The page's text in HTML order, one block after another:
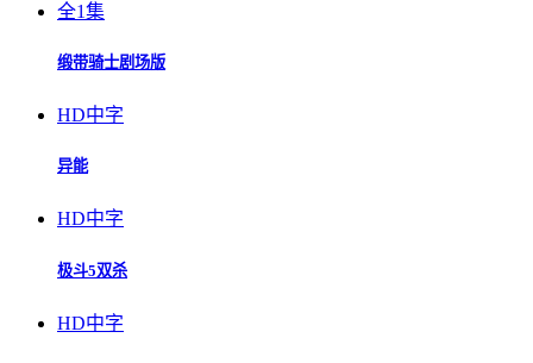
全1集
缎带骑士剧场版
HD中字
异能
HD中字
极斗5双杀
HD中字